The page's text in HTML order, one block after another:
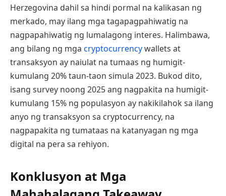
Herzegovina dahil sa hindi pormal na kalikasan ng
merkado, may ilang mga tagapagpahiwatig na
nagpapahiwatig ng lumalagong interes. Halimbawa,
ang bilang ng mga cryptocurrencywallets at
transaksyon ay naiulat na tumaas ng humigit-
kumulang 20% taun-taon simula 2023. Bukod dito,
isang survey noong 2025 ang nagpakita na humigit-
kumulang 15% ng populasyon ay nakikilahok sa ilang
anyo ng transaksyon sa cryptocurrency, na
nagpapakita ng tumataas na katanyagan ng mga
digital na pera sa rehiyon.
Konklusyon at Mga